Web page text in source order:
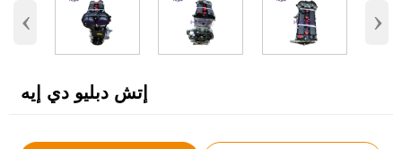
‹ ›
إتش دبليو دي إيه